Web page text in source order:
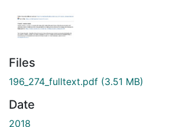
Files
196_274_fulltext.pdf (3.51 MB)
Date
2018